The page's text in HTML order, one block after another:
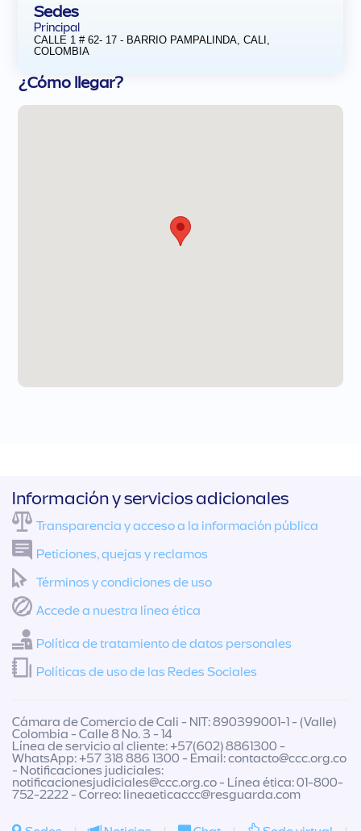
Sedes
Principal
CALLE 1 # 62- 17 - BARRIO PAMPALINDA, CALI,
COLOMBIA
¿Cómo llegar?
Información y servicios adicionales
Transparencia y acceso a la información pública
Peticiones, quejas y reclamos
Términos y condiciones de uso
Accede a nuestra línea ética
Política de tratamiento de datos personales
Políticas de uso de las Redes Sociales
Cámara de Comercio de Cali - NIT: 890399001-1 - (Valle)
Colombia - Calle 8 No. 3 - 14
Línea de servicio al cliente: +57(602) 8861300 -
WhatsApp: +57 318 886 1300 - Email:contacto@ccc.org.co
- Notificaciones judiciales:
notificacionesjudiciales@ccc.org.co- Línea ética: 01-800-
752-2222 - Correo: lineaeticaccc@resguarda.com